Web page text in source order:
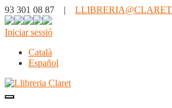
93 301 08 87 |
Iniciar sessió
Català
Español